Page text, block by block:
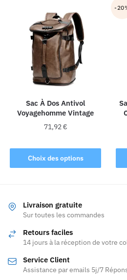
Les
options
peuvent
être
choisies
sur
page
du
produit
Sac À Dos Antivol
Voyagehomme Vintage
71,92€
Choix des options
produit
a
Les
options
peuvent
être
sur
la
-
Livraison gratuite
Sur toutes les commandes
Retours faciles
14 jours à la réception de votre
Service Client
Assistance par emails 5j/7